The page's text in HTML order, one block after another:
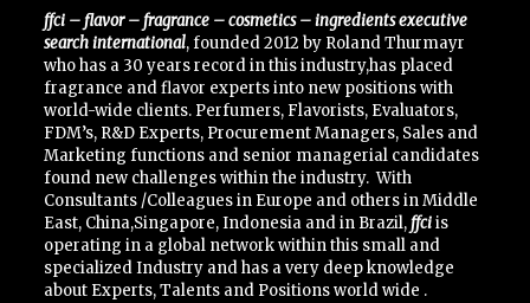
ffci – flavor – fragrance – cosmetics – ingredients executive
search international, founded 2012 by Roland Thurmayr
who has a 30 years record in this industry,has placed
fragrance and flavor experts into new positions with
world-wide clients. Perfumers, Flavorists, Evaluators,
FDM’s, R&D Experts, Procurement Managers, Sales and
Marketing functions and senior managerial candidates
found new challenges within the industry. With
Consultants /Colleagues in Europe and others in Middle
East, China,Singapore, Indonesia and in Brazil,ffciis
operating in a global network within this small and
specialized Industry and has a very deep knowledge
about Experts, Talents and Positions world wide .